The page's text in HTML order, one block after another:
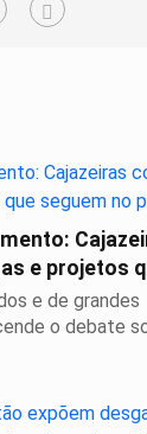
e projetos
e de grandes
o debate